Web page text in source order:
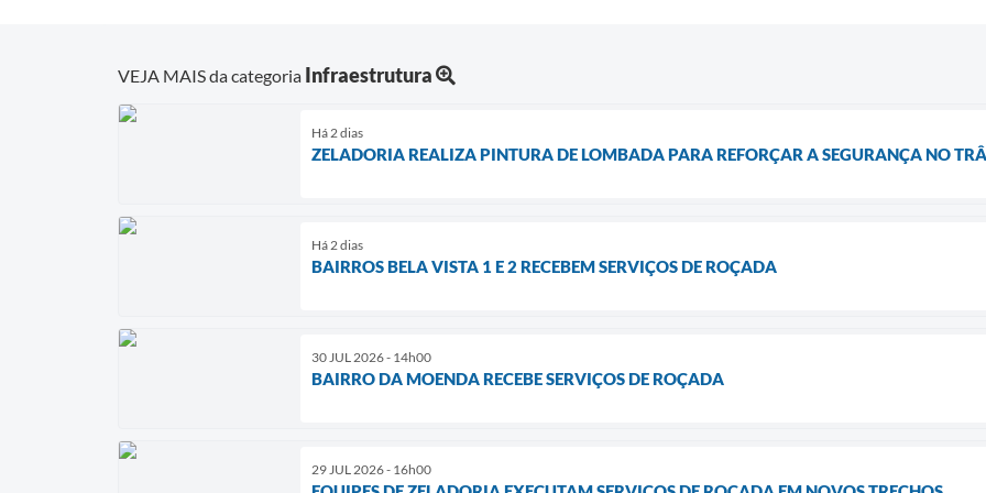
VEJA MAIS da categoria Infraestrutura
Há 2 dias
ZELADORIA REALIZA PINTURA DE LOMBADA PARA REFORÇAR A SEGURANÇA NO
Há 2 dias
BAIRROS BELA VISTA 1 E 2 RECEBEM SERVIÇOS DE ROÇADA
30 JUL 2026 - 14h00
BAIRRO DA MOENDA RECEBE SERVIÇOS DE ROÇADA
29 JUL 2026 - 16h00